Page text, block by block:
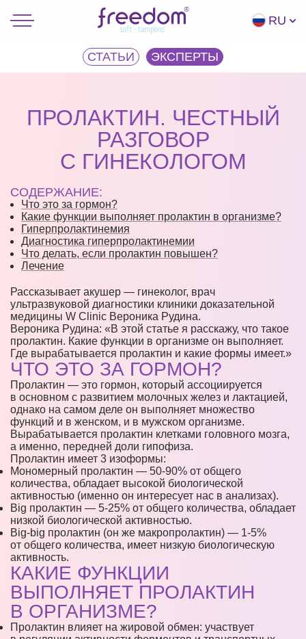
RU
СТАТЬИ ЭКCПЕРТЫ
ПРОЛАКТИН. ЧЕСТНЫЙ
РАЗГОВОР
С ГИНЕКОЛОГОМ
СОДЕРЖАНИЕ:
Что это за гормон?
Какие функции выполняет пролактин в организме?
Гиперпролактинемия
Диагностика гиперпролактинемии
Что делать, если пролактин повышен?
Лечение
Рассказывает акушер — гинеколог, врач
ультразвуковой диагностики клиники доказательной
медицины W Clinic Вероника Рудина.
Вероника Рудина: «В этой статье я расскажу, что такое
пролактин. Какие функции в организме он выполняет.
Где вырабатывается пролактин и какие формы имеет.»
ЧТО ЭТО ЗА ГОРМОН?
Пролактин — это гормон, который ассоциируется
в основном с развитием молочных желез и лактацией,
однако на самом деле он выполняет множество
функций и в женском, и в мужском организме.
Вырабатывается пролактин клетками головного мозга,
а именно, передней доли гипофиза.
Пролактин имеет 3 изоформы:
Мономерный пролактин — 50-90% от общего
количества, обладает высокой биологической
активностью (именно он интересует нас в анализах).
Big пролактин — 5-25% от общего количества, обладает
низкой биологической активностью.
Big-big пролактин (он же макропролактин) — 1-5%
от общего количества, имеет низкую биологическую
активность.
КАКИЕ ФУНКЦИИ
ВЫПОЛНЯЕТ ПРОЛАКТИН
В ОРГАНИЗМЕ?
Пролактин влияет на жировой обмен: участвует